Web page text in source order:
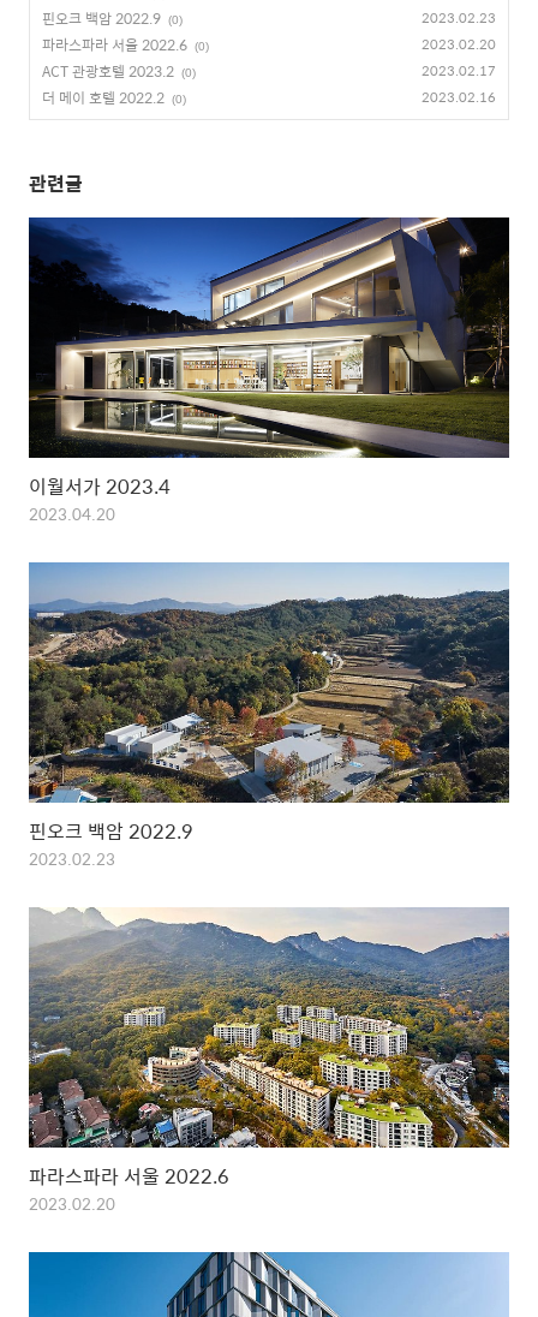
핀오크 백암 2022.9 (0) 2023.02.23
파라스파라 서울 2022.6 (0) 2023.02.20
ACT 관광호텔 2023.2 (0) 2023.02.17
더 메이 호텔 2022.2 (0) 2023.02.16
관련글
이월서가 2023.4
2023.04.20
핀오크 백암 2022.9
2023.02.23
파라스파라 서울 2022.6
2023.02.20